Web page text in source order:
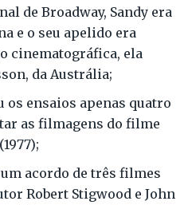
de Broadway, Sandy era
e o seu apelido era
cinematográfica, ela
da Austrália;
os ensaios apenas quatro
as filmagens do filme
acordo de três filmes
Robert Stigwood e John